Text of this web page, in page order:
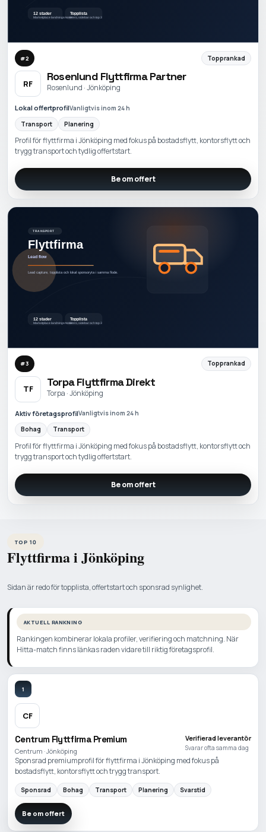
#2 Topprankad
RF
Rosenlund Flyttfirma Partner
Rosenlund · Jönköping
Lokal offertprofilVanligtvis inom 24 h
Transport
Planering
Profil för flyttfirma i Jönköping med fokus på bostadsflytt, kontorsflytt och
trygg transport och tydlig offertstart.
Be om offert
#3 Topprankad
TF
Torpa Flyttfirma Direkt
Torpa · Jönköping
Aktiv företagsprofilVanligtvis inom 24 h
Bohag
Transport
Profil för flyttfirma i Jönköping med fokus på bostadsflytt, kontorsflytt och
trygg transport och tydlig offertstart.
Be om offert
TOP 10
Flyttfirma i Jönköping
Sidan är redo för topplista, offertstart och sponsrad synlighet.
AKTUELL RANKNING
Rankingen kombinerar lokala profiler, verifiering och matchning. När
Hitta-match finns länkas raden vidare till riktig företagsprofil.
1
CF
Centrum Flyttfirma Premium
Centrum · Jönköping
Verifierad leverantör
Svarar ofta samma dag
Sponsrad premiumprofil för flyttfirma i Jönköping med fokus på
bostadsflytt, kontorsflytt och trygg transport.
Sponsrad Bohag Transport Planering Svarstid
Be om offert